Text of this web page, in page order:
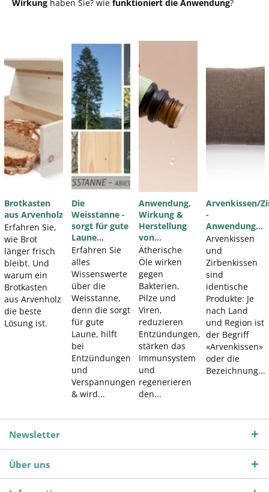
Brotkasten
aus Arvenholz
Erfahren Sie,
wie Brot
länger frisch
bleibt. Und
warum ein
Brotkasten
aus Arvenholz
die beste
Lösung ist.
Die
Weisstanne -
sorgt für gute
Laune...
Erfahren Sie
alles
Wissenswerte
über die
Weisstanne,
denn die sorgt
für gute
Laune, hilft
bei
Entzündungen
und
Verspannungen
& wird...
Anwendung,
Wirkung &
Herstellung
von...
Ätherische
Öle wirken
gegen
Bakterien,
Pilze und
Viren,
reduzieren
Entzündungen,
stärken das
Immunsystem
und
regenerieren
den...
Arvenkissen/
-
Anwendung...
Arvenkissen
und
Zirbenkissen
sind
identische
Produkte: Je
nach Land
und Region ist
der Begriff
«Arvenkissen»
oder die
Bezeichnung...
Wirkung haben Sie? wie funktioniert die Anwendung?
Newsletter
Über uns